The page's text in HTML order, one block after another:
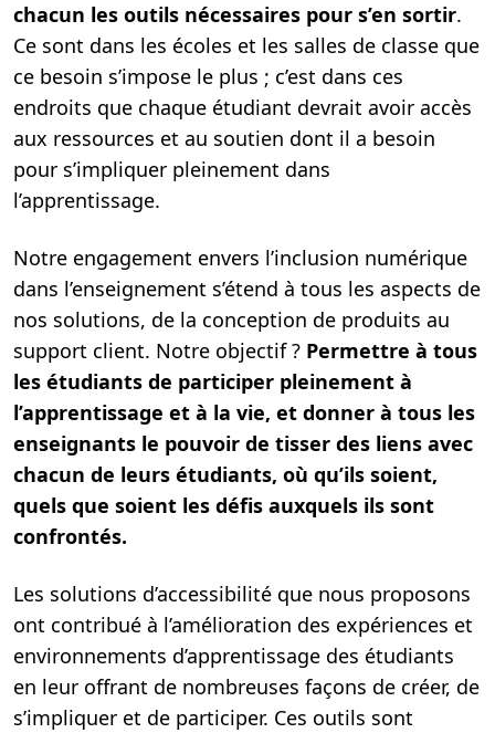
chacun les outils nécessaires pour s’en sortir.
Ce sont dans les écoles et les salles de classe que
ce besoin s’impose le plus ; c’est dans ces
endroits que chaque étudiant devrait avoir accès
aux ressources et au soutien dont il a besoin
pour s’impliquer pleinement dans
l’apprentissage.
Notre engagement envers l’inclusion numérique
dans l’enseignement s’étend à tous les aspects de
nos solutions, de la conception de produits au
support client. Notre objectif ? Permettre à tous
les étudiants de participer pleinement à
l’apprentissage et à la vie, et donner à tous les
enseignants le pouvoir de tisser des liens avec
chacun de leurs étudiants, où qu’ils soient,
quels que soient les défis auxquels ils sont
confrontés.
Les solutions d’accessibilité que nous proposons
ont contribué à l’amélioration des expériences et
environnements d’apprentissage des étudiants
en leur offrant de nombreuses façons de créer, de
s’impliquer et de participer. Ces outils sont